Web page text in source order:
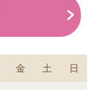
金 土 日